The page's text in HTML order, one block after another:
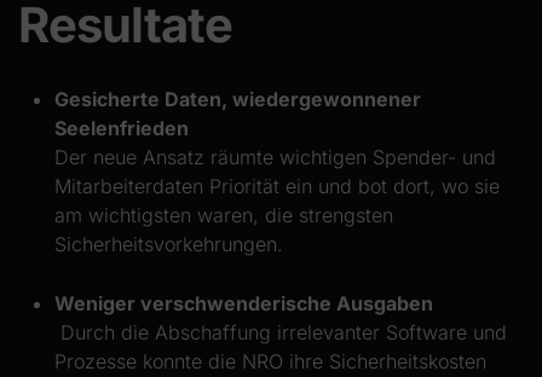
Resultate
Gesicherte Daten, wiedergewonnener
Seelenfrieden
Der neue Ansatz räumte wichtigen Spender- und
Mitarbeiterdaten Priorität ein und bot dort, wo sie
am wichtigsten waren, die strengsten
Sicherheitsvorkehrungen.
Weniger verschwenderische Ausgaben
Durch die Abschaffung irrelevanter Software und
Prozesse konnte die NRO ihre Sicherheitskosten